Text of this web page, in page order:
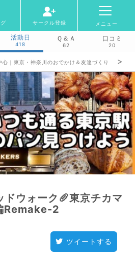
サークル登録 メニュー
活動日
418
Ｑ＆Ａ
62
口コミ
20
心｜東京・神奈川のおでかけ＆友達づくり
ドウォーク🥖東京チカマ
Remake-2
ツイートする